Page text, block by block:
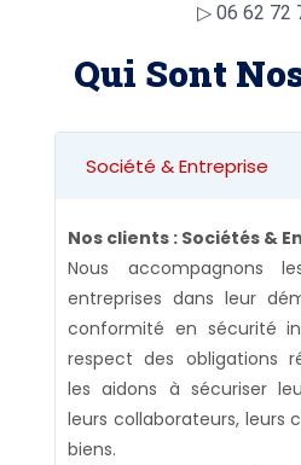
▷ 06 62 72
Qui Sont
Société & Entreprise
Nos clients : Sociétés &
Nous accompagnons
entreprises dans leur
conformité en sécurité
respect des obligations
les aidons à sécuriser
leurs collaborateurs, leurs
biens.